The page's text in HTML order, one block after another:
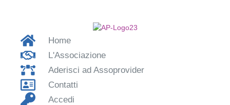
Home
L'Associazione
Aderisci ad Assoprovider
Contatti
Accedi